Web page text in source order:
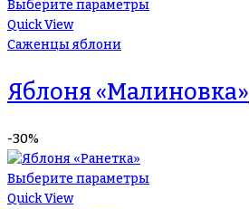
Выберите параметры
Quick View
Саженцы яблони
Яблоня «Малиновка»
-30%
Выберите параметры
Quick View